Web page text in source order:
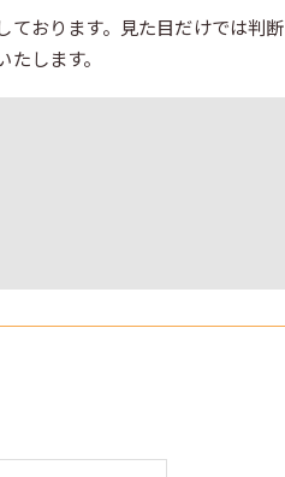
おります。見た目だけでは判
します。